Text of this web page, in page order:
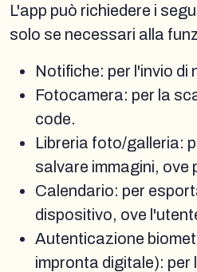
L'app può richiedere i
solo se necessari alla
Notifiche: per l'invio di
Fotocamera: per la
code.
Libreria foto/galleria:
salvare immagini, ove
Calendario: per
dispositivo, ove
Autenticazione
impronta digitale):